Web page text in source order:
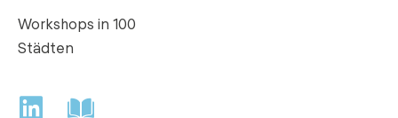
Workshops in 100
Städten